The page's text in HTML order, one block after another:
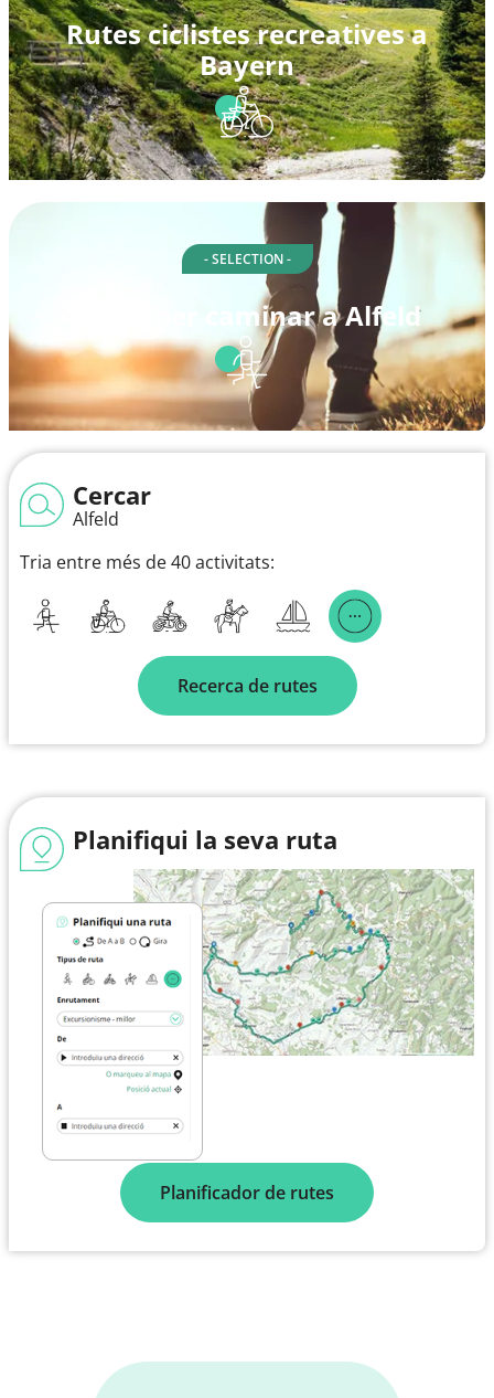
Rutes ciclistes recreatives a
Bayern
- SELECTION -
Rutes per caminar a Alfeld
Cercar
Alfeld
Tria entre més de 40 activitats:
Recerca de rutes
Planifiqui la seva ruta
Planificador de rutes